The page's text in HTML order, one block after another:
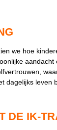
we hoe
aandacht
dagelijks leven
DE IK-